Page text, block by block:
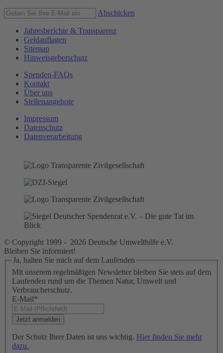
Abschicken
Jahresberichte & Transparenz
Geldauflagen
Sitemap
Hinweisgeberschutz
Spenden-FAQs
Kontakt
Über uns
Stellenangebote
Impressum
Datenschutz
Datenverarbeitung
© Copyright 1999 - 2026 Deutsche Umwelthilfe e.V.
Bleiben Sie informiert!
Ja, halten Sie mich auf dem Laufenden
Mit unserem regelmäßigen Newsletter bleiben Sie stets auf dem
Laufenden rund um die Themen Natur, Umwelt und
Verbraucherschutz.
E-Mail*
Der Schutz Ihrer Daten ist uns wichtig. Hier finden Sie mehr
dazu.